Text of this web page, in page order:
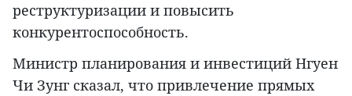
реструктуризации и повысить
конкурентоспособность.
Министр планирования и инвестиций Нгуен
Чи Зунг сказал, что привлечение прямых